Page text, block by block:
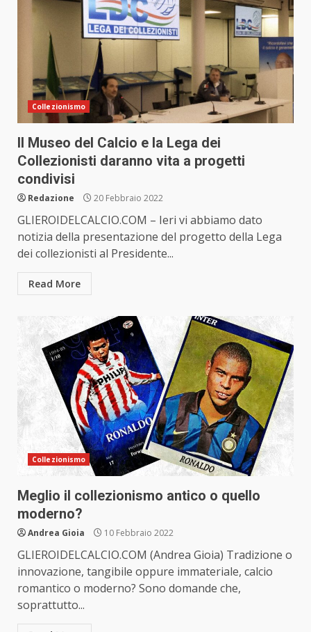
Collezionismo
Il Museo del Calcio e la Lega dei
Collezionisti daranno vita a progetti
condivisi
Redazione 20 Febbraio 2022
GLIEROIDELCALCIO.COM – Ieri vi abbiamo dato
notizia della presentazione del progetto della Lega
dei collezionisti al Presidente...
Read More
Collezionismo
Meglio il collezionismo antico o quello
moderno?
Andrea Gioia 10 Febbraio 2022
GLIEROIDELCALCIO.COM (Andrea Gioia) Tradizione o
innovazione, tangibile oppure immateriale, calcio
romantico o moderno? Sono domande che,
soprattutto...